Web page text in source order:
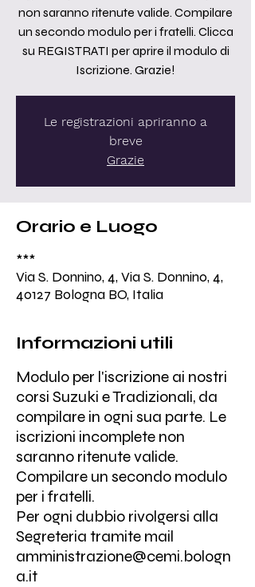
non saranno ritenute valide. Compilare
un secondo modulo per i fratelli. Clicca
su REGISTRATI per aprire il modulo di
Iscrizione. Grazie!
Le registrazioni apriranno a
breve
Grazie
Orario e Luogo
***
Via S. Donnino, 4, Via S. Donnino, 4,
40127 Bologna BO, Italia
Informazioni utili
Modulo per l'iscrizione ai nostri
corsi Suzuki e Tradizionali, da
compilare in ogni sua parte. Le
iscrizioni incomplete non
saranno ritenute valide.
Compilare un secondo modulo
per i fratelli.
Per ogni dubbio rivolgersi alla
Segreteria tramite mail
amministrazione@cemi.bologn
a.it